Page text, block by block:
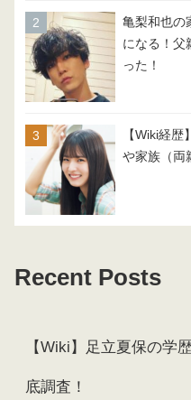
亀梨和也の
になる！父
った！
【Wiki経歴
や家族（両
Recent Posts
【Wiki】足立夏保の学
底調査！